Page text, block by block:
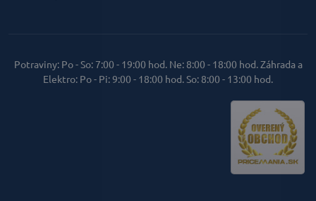
Potraviny: Po - So: 7:00 - 19:00 hod. Ne: 8:00 - 18:00 hod. Záhrada a
Elektro: Po - Pi: 9:00 - 18:00 hod. So: 8:00 - 13:00 hod.